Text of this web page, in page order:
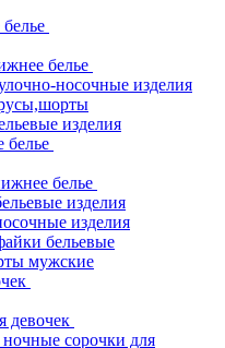
белье
носочные изделия
изделия
белье
изделия
изделия
бельевые
мужские
девочек
сорочки для